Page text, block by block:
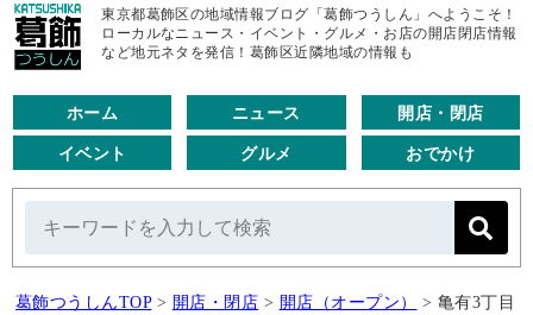
東京都葛飾区の地域情報ブログ「葛飾つうしん」へようこそ！
ローカルなニュース・イベント・グルメ・お店の開店閉店情報
など地元ネタを発信！葛飾区近隣地域の情報も
ホーム ニュース 開店・閉店
イベント グルメ おでかけ
葛飾つうしんTOP > 開店・閉店 > 開店（オープン） > 亀有3丁目